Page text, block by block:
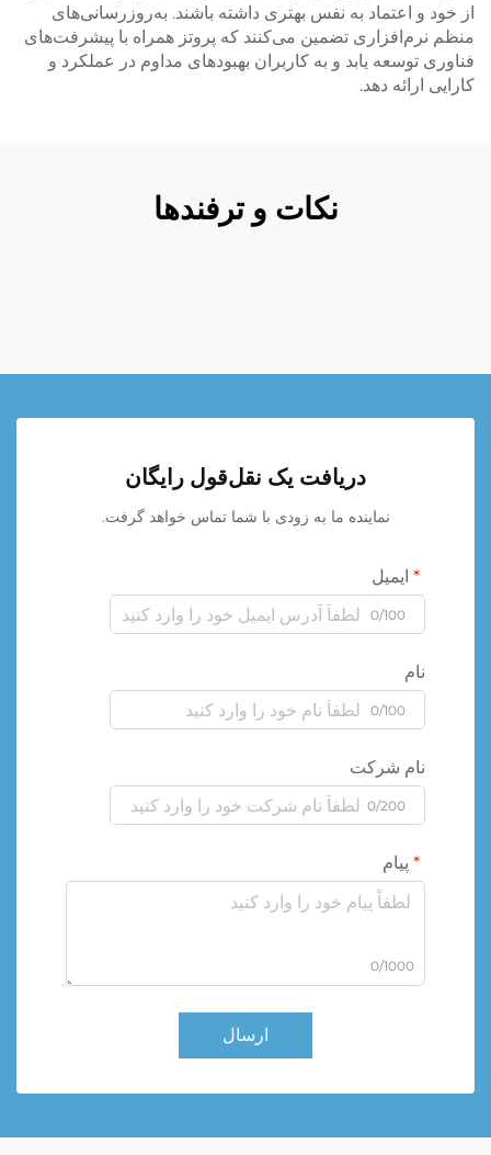
از خود و اعتماد به نفس بهتری داشته باشند. به‌روزرسانی‌های
منظم نرم‌افزاری تضمین می‌کنند که پروتز همراه با پیشرفت‌های
فناوری توسعه یابد و به کاربران بهبودهای مداوم در عملکرد و
کارایی ارائه دهد.
نکات و ترفندها
دریافت یک نقل‌قول رایگان
نماینده ما به زودی با شما تماس خواهد گرفت.
ایمیل
0/100
نام
0/100
نام شرکت
0/200
پیام
0/1000
ارسال